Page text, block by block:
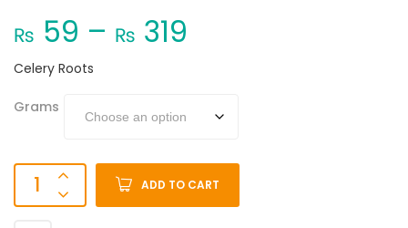
₨ 59 – ₨ 319
Celery Roots
Grams
ADD TO CART